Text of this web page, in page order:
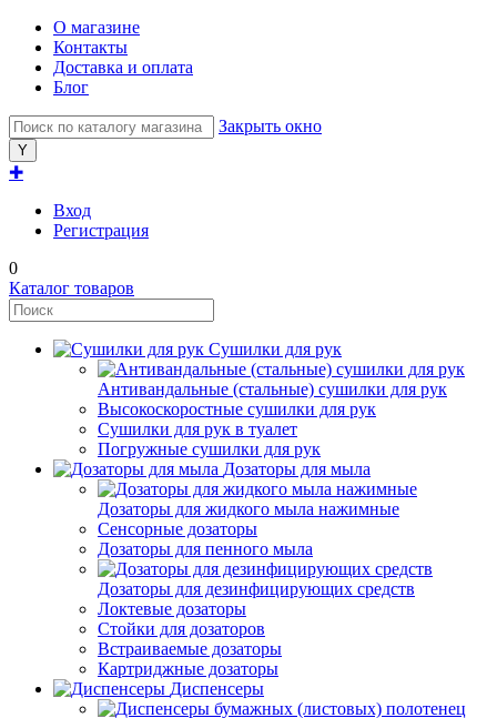
О магазине
Контакты
Доставка и оплата
Блог
Закрыть окно
✚
Вход
Регистрация
0
Каталог товаров
Сушилки для рук
Антивандальные (стальные) сушилки для рук
Высокоскоростные сушилки для рук
Сушилки для рук в туалет
Погружные сушилки для рук
Дозаторы для мыла
Дозаторы для жидкого мыла нажимные
Сенсорные дозаторы
Дозаторы для пенного мыла
Дозаторы для дезинфицирующих средств
Локтевые дозаторы
Стойки для дозаторов
Встраиваемые дозаторы
Картриджные дозаторы
Диспенсеры